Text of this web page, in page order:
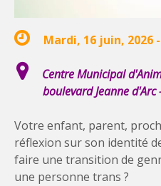
Mardi, 16 juin, 2026 -
Centre Municipal
boulevard Jeanne
Votre enfant, parent,
réflexion sur son identité
faire une transition de
une personne trans ?